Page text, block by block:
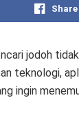
jodoh
teknologi,
ingin